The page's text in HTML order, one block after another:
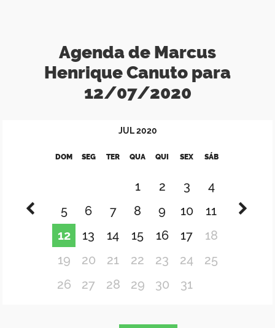
Agenda de Marcus
Henrique Canuto para
12/07/2020
JUL 2020
DOM SEG TER QUA QUI SEX SÁB
1 2 3
4
5
6 7 8 9 10
11
12
13 14 15 16 17
18
19
20 21 22 23 24
25
26
27 28 29 30 31